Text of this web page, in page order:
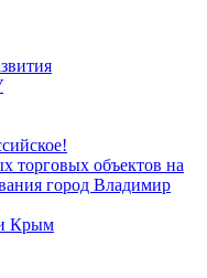
торговых объектов на
город Владимир
Крым